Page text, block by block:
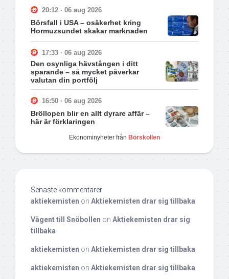
20:12 · 06 aug 2026
Börsfall i USA – osäkerhet kring
Hormuzsundet skakar marknaden
17:33 · 06 aug 2026
Den osynliga hävstången i ditt
sparande – så mycket påverkar
valutan din portfölj
16:50 · 06 aug 2026
Bröllopen blir en allt dyrare affär –
här är förklaringen
Ekonominyheter från Börskollen
Senaste kommentarer
aktiekemisten on Aktiekemisten drar sig tillbaka
Vägent till Snöbollen on Aktiekemisten drar sig
tillbaka
aktiekemisten on Aktiekemisten drar sig tillbaka
aktiekemisten on Aktiekemisten drar sig tillbaka